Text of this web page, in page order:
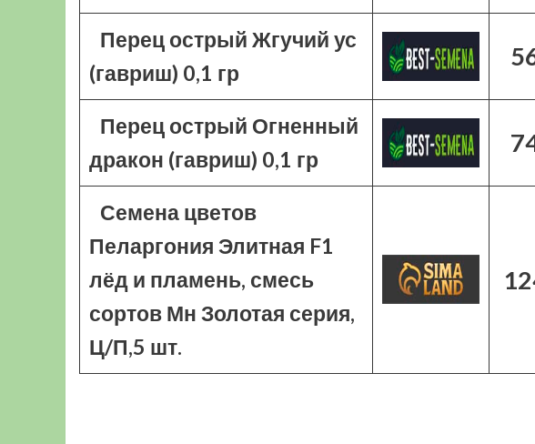
Перец острый Жгучий ус
(гавриш) 0,1 гр
Перец острый Огненный
дракон (гавриш) 0,1 гр
Семена цветов
Пеларгония Элитная F1
лёд и пламень, смесь
сортов Мн Золотая серия,
Ц/П,5 шт.